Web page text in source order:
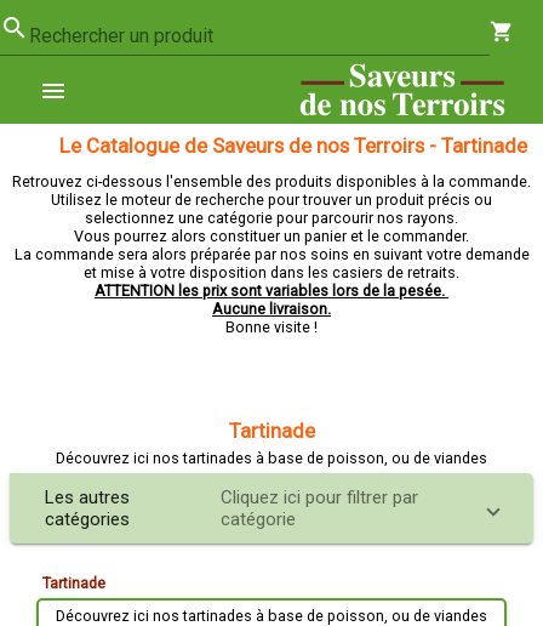
search Rechercher un produit shopping_cart
menu
Le Catalogue de Saveurs de nos Terroirs - Tartinade
Retrouvez ci-dessous l'ensemble des produits disponibles à la commande.
Utilisez le moteur de recherche pour trouver un produit précis ou
selectionnez une catégorie pour parcourir nos rayons.
Vous pourrez alors constituer un panier et le commander.
La commande sera alors préparée par nos soins en suivant votre demande
et mise à votre disposition dans les casiers de retraits.
ATTENTION les prix sont variables lors de la pesée.
Aucune livraison.
Bonne visite !
Tartinade
Découvrez ici nos tartinades à base de poisson, ou de viandes
Les autres
catégories
Cliquez ici pour filtrer par
catégorie
Tartinade
Découvrez ici nos tartinades à base de poisson, ou de viandes